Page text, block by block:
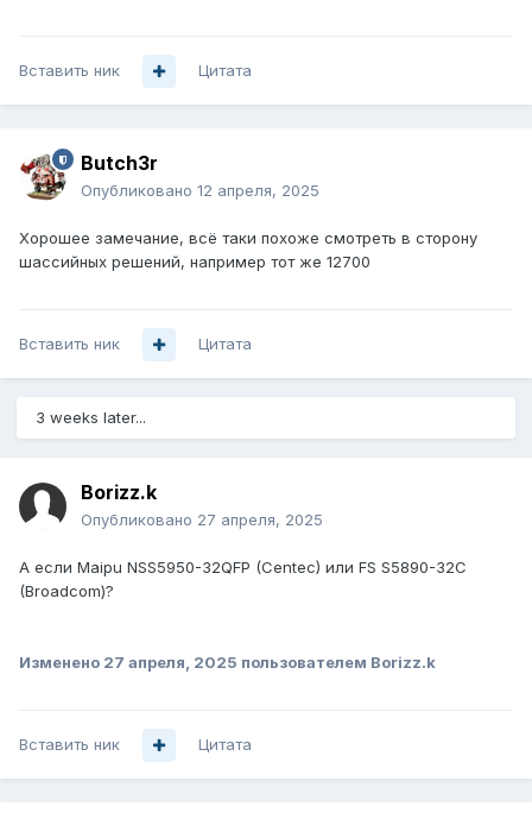
Вставить ник Цитата
Butch3r
Опубликовано 12 апреля, 2025
Хорошее замечание, всё таки похоже смотреть в сторону
шассийных решений, например тот же 12700
Вставить ник Цитата
3 weeks later...
Borizz.k
Опубликовано 27 апреля, 2025
А если Maipu NSS5950-32QFP (Centec) или FS S5890-32C
(Broadcom)?
Изменено 27 апреля, 2025 пользователем Borizz.k
Вставить ник Цитата